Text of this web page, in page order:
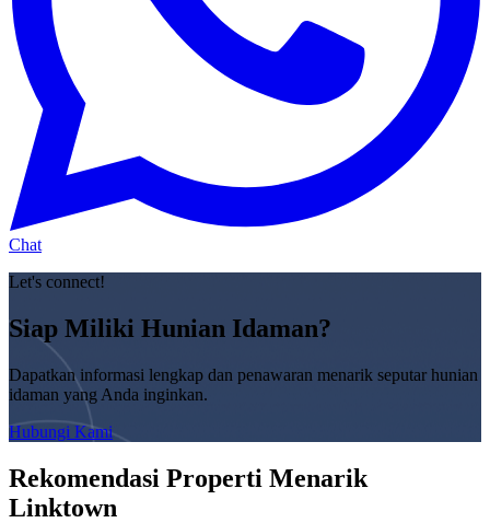
Chat
Let's connect!
Siap Miliki Hunian Idaman?
Dapatkan informasi lengkap dan penawaran menarik seputar hunian
idaman yang Anda inginkan.
Hubungi Kami
Rekomendasi Properti Menarik
Linktown